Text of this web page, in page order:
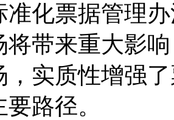
准化票据管理
将带来重大影
，实质性增强
路径。